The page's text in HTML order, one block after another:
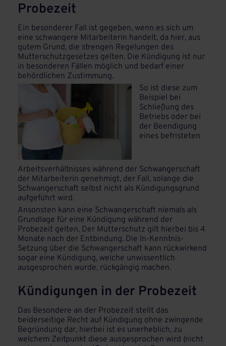
Probezeit
Ein besonderer Fall ist gegeben, wenn es sich um
eine schwangere Mitarbeiterin handelt, da hier, aus
gutem Grund, die strengen Regelungen des
Mutterschutzgesetzes gelten. Die Kündigung ist nur
in besonderen Fällen möglich und bedarf einer
behördlichen Zustimmung.
So ist diese zum
Beispiel bei
Schließung des
Betriebs oder bei
der Beendigung
eines befristeten
Arbeitsverhältnisses während der Schwangerschaft
der Mitarbeiterin genehmigt, der Fall, solange die
Schwangerschaft selbst nicht als Kündigungsgrund
aufgeführt wird.
Ansonsten kann eine Schwangerschaft niemals als
Grundlage für eine Kündigung während der
Probezeit gelten. Der Mutterschutz gilt hierbei bis 4
Monate nach der Entbindung. Die In-Kenntnis-
Setzung über die Schwangerschaft kann rückwirkend
sogar eine Kündigung, welche unwissentlich
ausgesprochen wurde, rückgängig machen.
Kündigungen in der Probezeit
Das Besondere an der Probezeit stellt das
beiderseitige Recht auf Kündigung ohne zwingende
Begründung dar, hierbei ist es unerheblich, zu
welchem Zeitpunkt diese ausgesprochen wird (nicht